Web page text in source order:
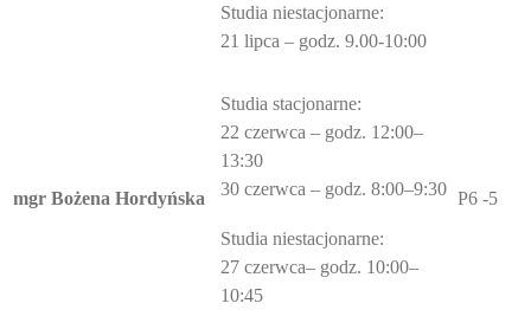
Studia niestacjonarne:
21 lipca – godz. 9.00-10:00
mgr Bożena Hordyńska
Studia stacjonarne:
22 czerwca – godz. 12:00–
13:30
30 czerwca – godz. 8:00–9:30
Studia niestacjonarne:
27 czerwca– godz. 10:00–
10:45
P6 -5